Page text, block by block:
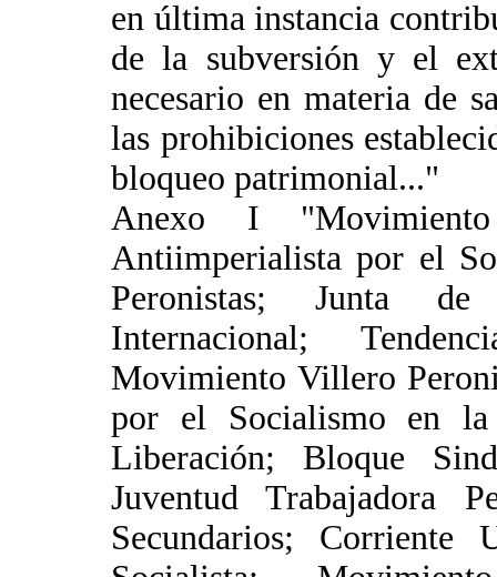
en última instancia
de la subversión y el
necesario en materia de
las prohibiciones
bloqueo patrimonial..."
Anexo I
Antiimperialista por el
Peronistas; Junta de
Internacional;
Movimiento Villero
por el Socialismo en la
Liberación; Bloque
Juventud Trabajadora
Secundarios; Corriente